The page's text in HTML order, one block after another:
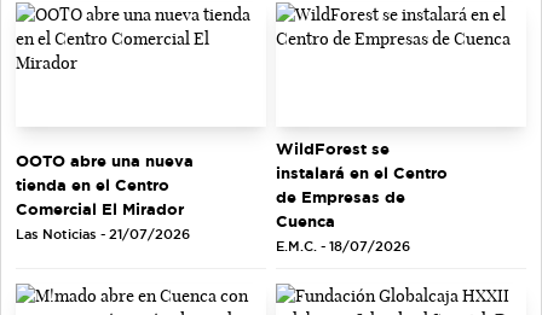
OOTO abre una nueva
tienda en el Centro
Comercial El Mirador
Las Noticias - 21/07/2026
WildForest se
instalará en el Centro
de Empresas de
Cuenca
E.M.C. - 18/07/2026